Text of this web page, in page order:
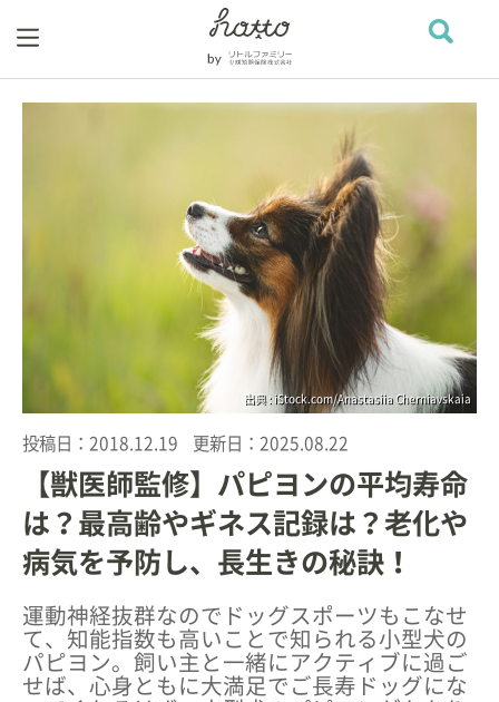
出典 : iStock.com/Anastasiia Cherniavskaia
投稿日： 2018.12.19 更新日： 2025.08.22
【獣医師監修】パピヨンの平均寿命
は？最高齢やギネス記録は？老化や
病気を予防し、長生きの秘訣！
運動神経抜群なのでドッグスポーツもこなせ
て、知能指数も高いことで知られる小型犬の
パピヨン。飼い主と一緒にアクティブに過ご
せば、心身ともに大満足でご長寿ドッグにな